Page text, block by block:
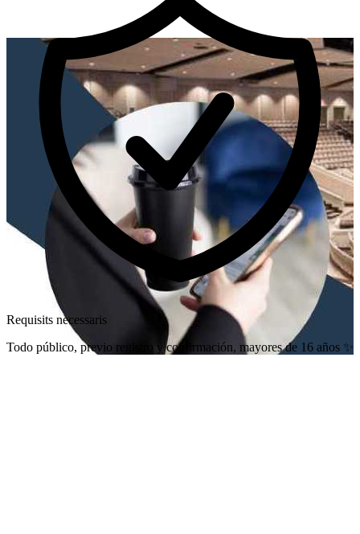
Requisits necessaris
Todo público, previo registro y confirmación, mayores de 16 años ✨